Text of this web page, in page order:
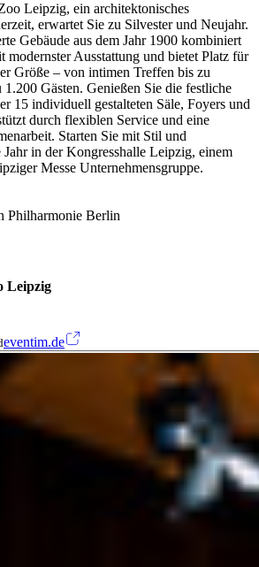
Leipzig, ein architektonisches
erwartet Sie zu Silvester und Neujahr.
Gebäude aus dem Jahr 1900 kombiniert
modernster Ausstattung und bietet Platz für
Größe – von intimen Treffen bis zu
Gästen. Genießen Sie die festliche
15 individuell gestalteten Säle, Foyers und
durch flexiblen Service und eine
Starten Sie mit Stil und
in der Kongresshalle Leipzig, einem
Messe Unternehmensgruppe.
Philharmonie Berlin
Leipzig
eventim.de